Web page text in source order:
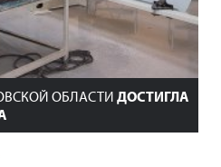
ОБЛАСТИДОСТИГЛА